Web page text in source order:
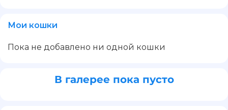
Мои кошки
Пока не добавлено ни одной кошки
В галерее пока пусто